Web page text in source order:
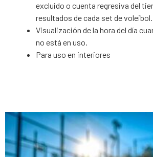
excluido o cuenta regresiva del
resultados de cada set de voleibol.
Visualización de la hora del día
no está en uso.
Para uso en interiores